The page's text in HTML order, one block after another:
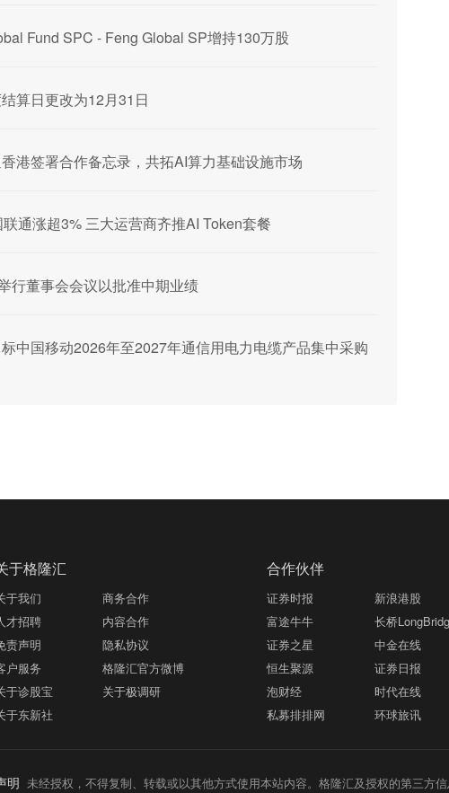
Fund SPC - Feng Global SP增持130万股
算日更改为12月31日
港签署合作备忘录，共拓AI算力基础设施市场
通涨超3% 三大运营商齐推AI Token套餐
行董事会会议以批准中期业绩
中国移动2026年至2027年通信用电力电缆产品集中采购
于格隆汇
于我们
商务合作
才招聘
内容合作
责声明
隐私协议
户服务
格隆汇官方微博
于诊股宝
关于极调研
于东新社
合作伙伴
证券时报 新浪港股
富途牛牛
长桥
证券之星
中金在线
恒生聚源
证券日报
泡财经
时代在线
私募排排网
环球旅讯
明 未经授权，不得复制、转载或以其他方式使用本站内容。格隆汇及授权的第三方